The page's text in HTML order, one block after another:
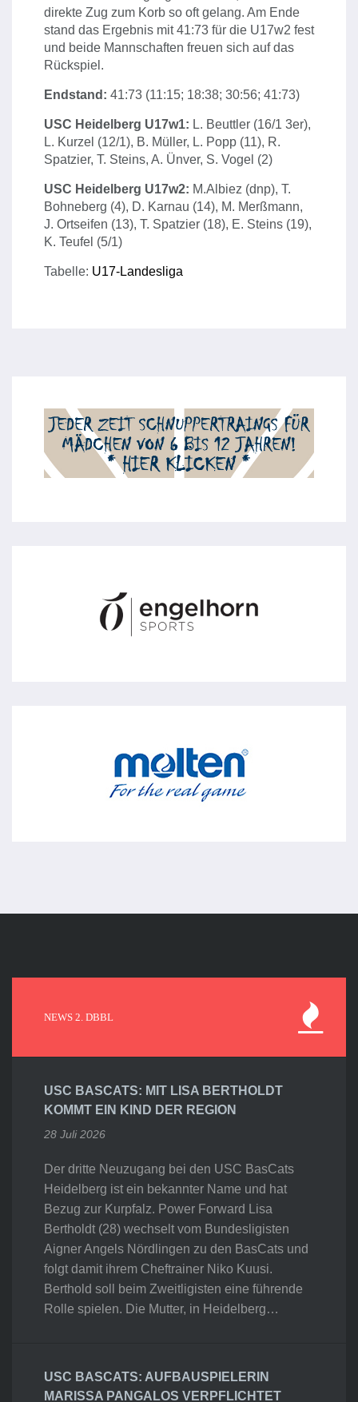
direkte Zug zum Korb so oft gelang. Am Ende
stand das Ergebnis mit 41:73 für die U17w2 fest
und beide Mannschaften freuen sich auf das
Rückspiel.
Endstand: 41:73 (11:15; 18:38; 30:56; 41:73)
USC Heidelberg U17w1: L. Beuttler (16/1 3er),
L. Kurzel (12/1), B. Müller, L. Popp (11), R.
Spatzier, T. Steins, A. Ünver, S. Vogel (2)
USC Heidelberg U17w2: M.Albiez (dnp), T.
Bohneberg (4), D. Karnau (14), M. Merßmann,
J. Ortseifen (13), T. Spatzier (18), E. Steins (19),
K. Teufel (5/1)
Tabelle: U17-Landesliga
NEWS 2. DBBL
USC BASCATS: MIT LISA BERTHOLDT
KOMMT EIN KIND DER REGION
28 Juli 2026
Der dritte Neuzugang bei den USC BasCats
Heidelberg ist ein bekannter Name und hat
Bezug zur Kurpfalz. Power Forward Lisa
Bertholdt (28) wechselt vom Bundesligisten
Aigner Angels Nördlingen zu den BasCats und
folgt damit ihrem Cheftrainer Niko Kuusi.
Berthold soll beim Zweitligisten eine führende
Rolle spielen. Die Mutter, in Heidelberg…
USC BASCATS: AUFBAUSPIELERIN
MARISSA PANGALOS VERPFLICHTET